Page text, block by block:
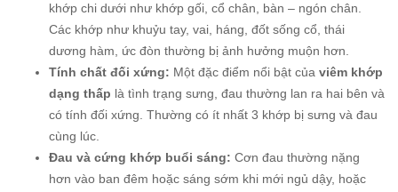
khớp chi dưới như khớp gối, cổ chân, bàn – ngón chân.
Các khớp như khuỷu tay, vai, háng, đốt sống cổ, thái
dương hàm, ức đòn thường bị ảnh hưởng muộn hơn.
Tính chất đối xứng: Một đặc điểm nổi bật của viêm khớp
dạng thấp là tình trạng sưng, đau thường lan ra hai bên và
có tính đối xứng. Thường có ít nhất 3 khớp bị sưng và đau
cùng lúc.
Đau và cứng khớp buổi sáng: Cơn đau thường nặng
hơn vào ban đêm hoặc sáng sớm khi mới ngủ dậy, hoặc